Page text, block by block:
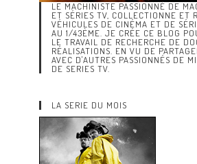
LE MACHINISTE PASSIONNÉ DE
ET SÉRIES TV, COLLECTIONNE ET
VÉHICULES DE CINÉMA ET DE
AU 1/43ÈME. JE CRÉE CE BLOG
LE TRAVAIL DE RECHERCHE DE
RÉALISATIONS. EN VU DE
AVEC D'AUTRES PASSIONNÉS DE
DE SERIES TV.
LA SERIE DU MOIS